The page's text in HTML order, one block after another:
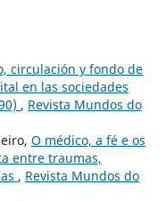
circulación y fondo de
en las sociedades
, Revista Mundos do
O médico, a fé e os
entre traumas,
, Revista Mundos do